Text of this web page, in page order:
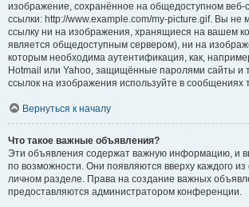
изображение, сохранённое на общедоступном
ссылки: http://www.example.com/my-picture.gif. Вы не
ссылку ни на изображения, хранящиеся на вашем
является общедоступным сервером), ни на
которым необходима аутентификация, как,
Hotmail или Yahoo, защищённые паролями сайты и
ссылок на изображения используйте в сообщениях
Вернуться к началу
Что такое важные объявления?
Эти объявления содержат важную информацию, и
по возможности. Они появляются вверху каждого
личном разделе. Права на создание важных
предоставляются администратором конференции.